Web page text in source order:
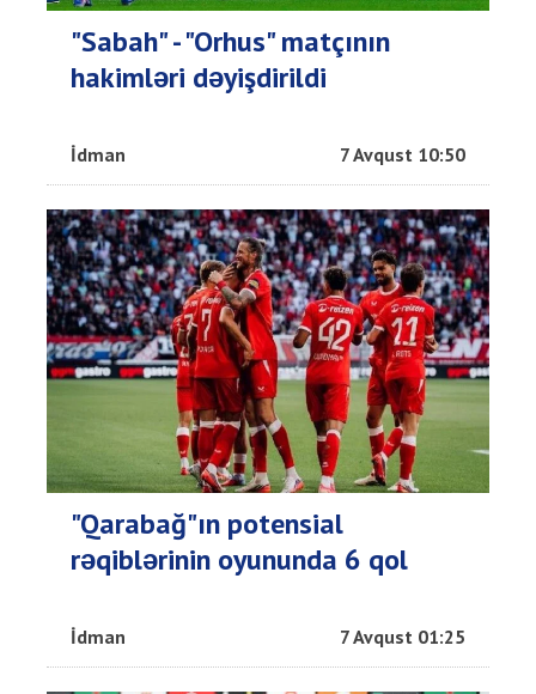
"Sabah" - "Orhus" matçının
hakimləri dəyişdirildi
İdman 7 Avqust 10:50
"Qarabağ"ın potensial
rəqiblərinin oyununda 6 qol
İdman 7 Avqust 01:25